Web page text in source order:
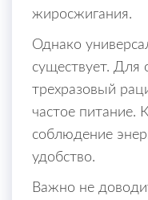
жиросжигания.
Однако
существует.
трехразовый
частое питание.
соблюдение
удобство.
Важно не